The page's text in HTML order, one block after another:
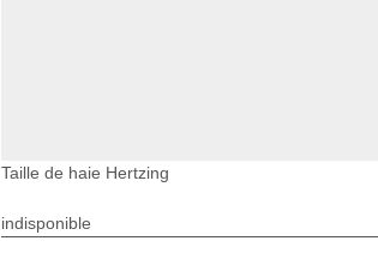
Taille de haie Hertzing
indisponible